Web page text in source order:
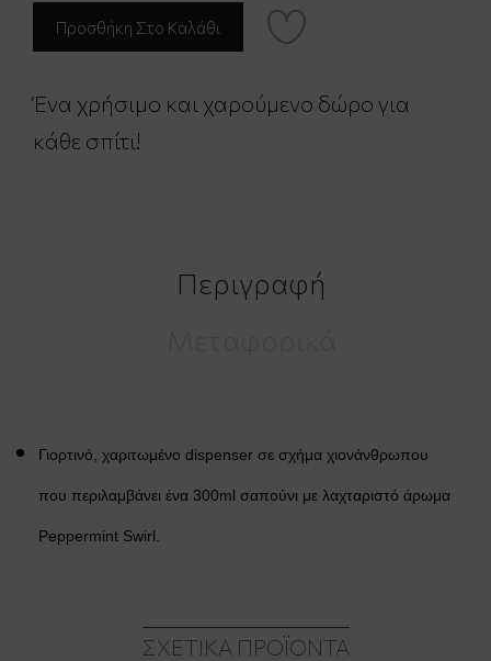
Ένα χρήσιμο και χαρούμενο δώρο για
κάθε σπίτι!
Περιγραφή
Γιορτινό, χαριτωμένο dispenser σε σχήμα χιονάνθρωπου
που περιλαμβάνει ένα 300ml σαπούνι με λαχταριστό άρωμα
Peppermint Swirl.
ΣΧΕΤΙΚΆ ΠΡΟΪΌΝΤΑ